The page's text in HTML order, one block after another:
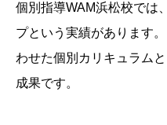
個別指導WAM浜松校では
プという実績があります
わせた個別カリキュラム
成果です。